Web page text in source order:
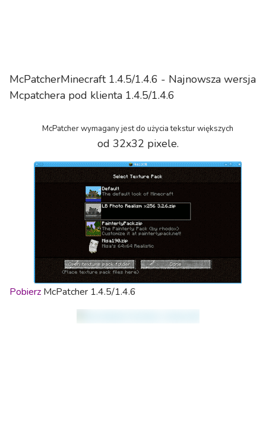
McPatcherMinecraft 1.4.5/1.4.6 - Najnowsza wersja
Mcpatchera pod klienta 1.4.5/1.4.6
McPatcher wymagany jest do użycia tekstur większych
od 32x32 pixele.
Pobierz McPatcher 1.4.5/1.4.6